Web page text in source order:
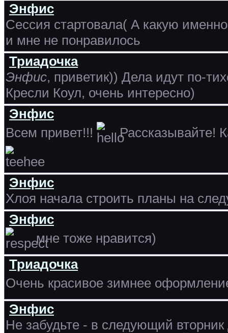
Энфис
Сессия стартовала( А какую
и мне не понравилось
Триадочка
Энфис, приветик)) Дела идут по-
Кресли Коул, очень интересно)
Энфис
Всем привет!!!
Рассказывайте!
Энфис
Хлоя начала строить планы на
Энфис
мне тоже нравится)
Триадочка
Очень красивое зимнее
Энфис
Не забудьте - в следующий